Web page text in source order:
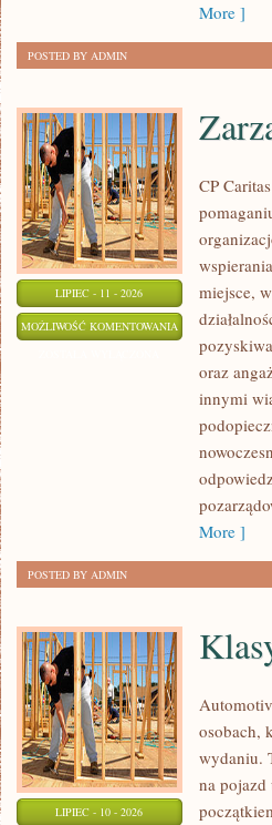
More ]
POSTED BY ADMIN
LIPIEC - 11 - 2026
MOŻLIWOŚĆ KOMENTOWANIA ZARZĄD
GOVERNANCE
CP
miejsce,
oraz
innymi
More ]
POSTED BY ADMIN
LIPIEC - 10 - 2026
osobach,
wydaniu.
na